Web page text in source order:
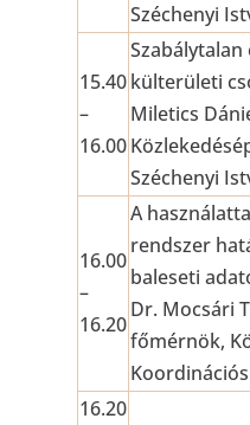
Széchenyi
15.40
–
16.00
Szabálytalan
külterületi
Miletics
Széchenyi
16.00
–
16.20
A
rendszer
baleseti
Dr. Mocsári
főmérnök,
16.20